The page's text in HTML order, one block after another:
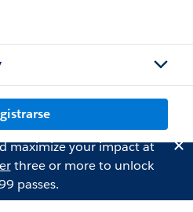
maximize your impact at
three or more to unlock
passes.